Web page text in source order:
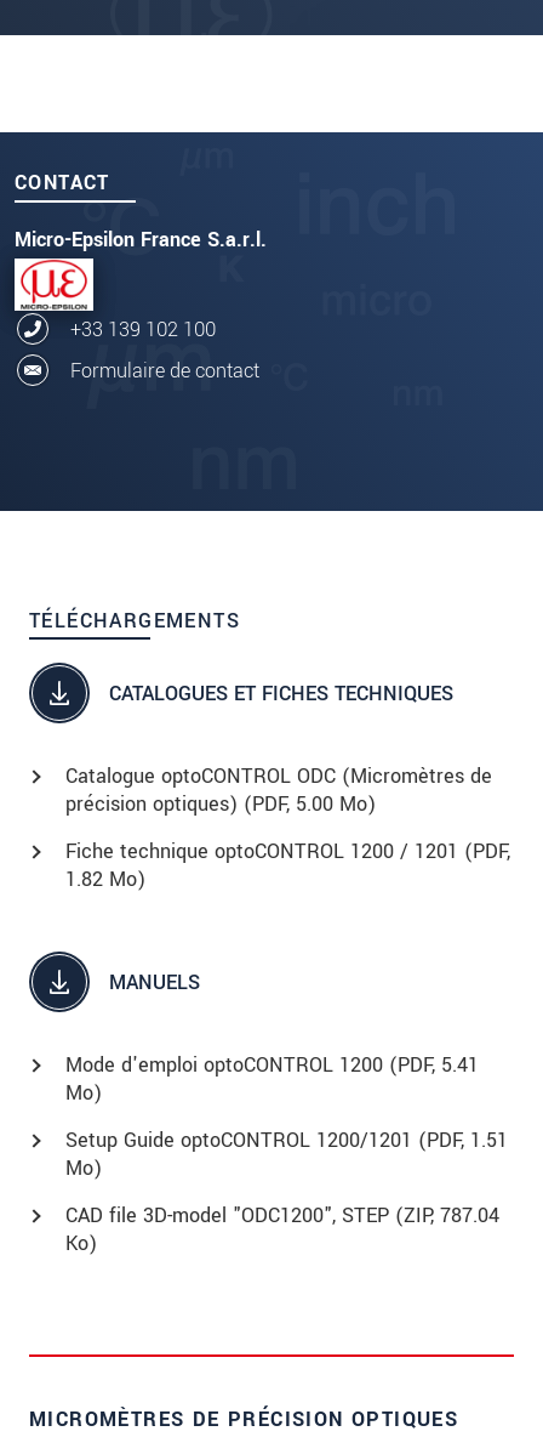
CONTACT
Micro-Epsilon France S.a.r.l.
+33 139 102 100
Formulaire de contact
TÉLÉCHARGEMENTS
CATALOGUES ET FICHES TECHNIQUES
Catalogue optoCONTROL ODC (Micromètres de
précision optiques) (PDF, 5.00 Mo)
Fiche technique optoCONTROL 1200 / 1201 (PDF,
1.82 Mo)
MANUELS
Mode d'emploi optoCONTROL 1200 (PDF, 5.41
Mo)
Setup Guide optoCONTROL 1200/1201 (PDF, 1.51
Mo)
CAD file 3D-model "ODC1200", STEP (ZIP, 787.04
Ko)
MICROMÈTRES DE PRÉCISION OPTIQUES